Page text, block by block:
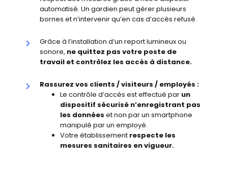
automatisé. Un gardien peut gérer plusieurs
bornes et n’intervenir qu’en cas d’accès refusé.
Grâce à l’installation d’un report lumineux ou
sonore, ne quittez pas votre poste de
travail et contrôlez les accès à distance.
Rassurez vos clients / visiteurs / employés :
Le contrôle d’accès est effectué par un
dispositif sécurisé n’enregistrant pas
les données et non par un smartphone
manipulé par un employé.
Votre établissement respecte les
mesures sanitaires en vigueur.